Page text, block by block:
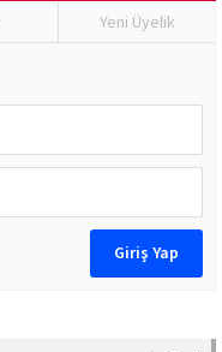
Yeni Üyelik